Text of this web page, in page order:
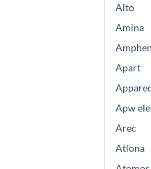
Alto
Amina
Apart
Apw
Arec
Atlona